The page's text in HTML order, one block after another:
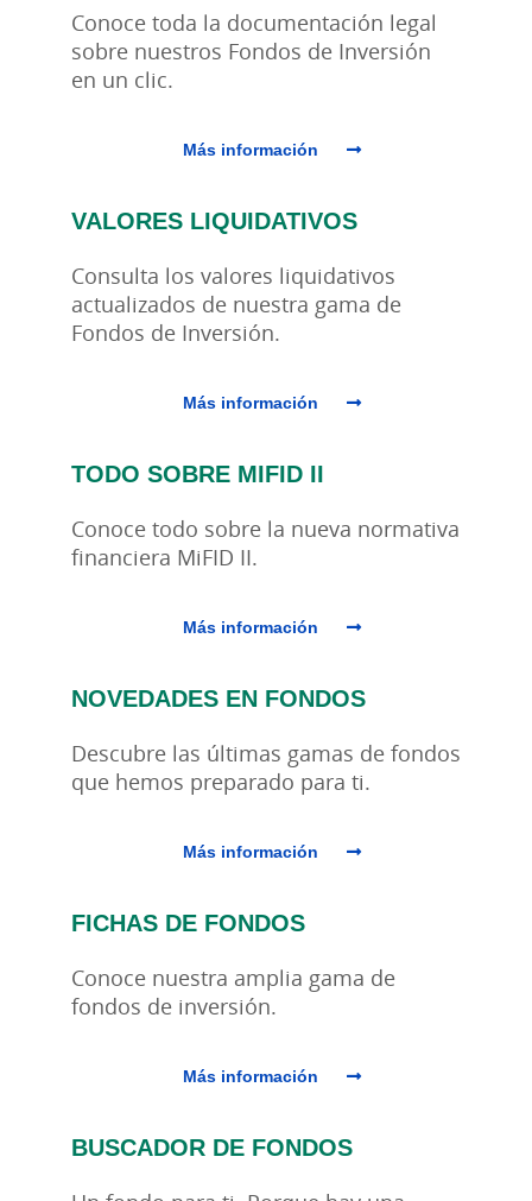
Conoce toda la documentación legal
sobre nuestros Fondos de Inversión
en un clic.
Más información
VALORES LIQUIDATIVOS
Consulta los valores liquidativos
actualizados de nuestra gama de
Fondos de Inversión.
Más información
TODO SOBRE MIFID II
Conoce todo sobre la nueva normativa
financiera MiFID II.
Más información
NOVEDADES EN FONDOS
Descubre las últimas gamas de fondos
que hemos preparado para ti.
Más información
FICHAS DE FONDOS
Conoce nuestra amplia gama de
fondos de inversión.
Más información
BUSCADOR DE FONDOS